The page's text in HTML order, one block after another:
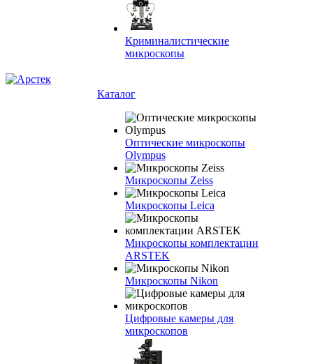
Криминалистические
микроскопы
Каталог
Оптические микроскопы
Olympus
Микроскопы Zeiss
Микроскопы Leica
Микроскопы комплектации
ARSTEK
Микроскопы Nikon
Цифровые камеры для
микроскопов